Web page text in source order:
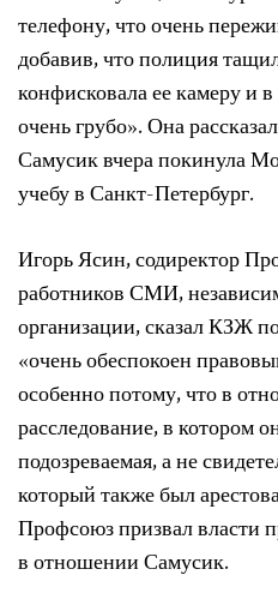
телефону, что очень
добавив, что полиция
конфисковала ее камеру и
очень грубо». Она
Самусик вчера покинула
учебу в Санкт-Петербург.
Игорь Ясин, содиректор
работников СМИ,
организации, сказал КЗЖ
«очень обеспокоен
особенно потому, что в
расследование, в котором
подозреваемая, а не
который также был
Профсоюз призвал власти
в отношении Самусик.